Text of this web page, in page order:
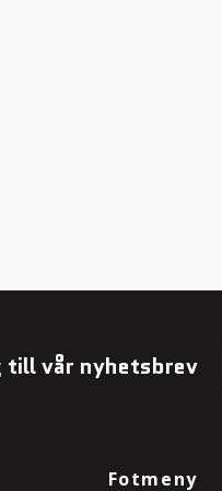
till vår nyhetsbrev
Fotmeny